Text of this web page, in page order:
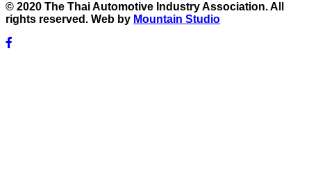
© 2020 The Thai Automotive Industry Association. All
rights reserved. Web by Mountain Studio